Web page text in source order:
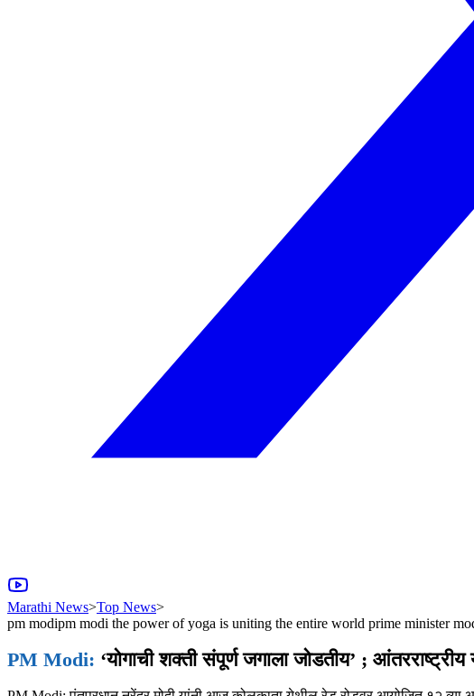
Marathi News>Top News>
pm modipm modi the power of yoga is uniting the entire world prime minister
PM Modi: ‘योगाची शक्ती संपूर्ण जगाला जोडतीय’ ;